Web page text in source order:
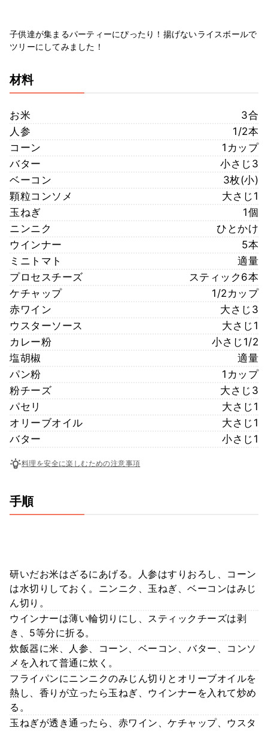
子供達が集まるパーティーにぴったり！揚げないライスボールで
ツリーにしてみました！
材料
お米
3合
人参
1/2本
コーン
1カップ
バター
小さじ3
ベーコン
3枚(小)
顆粒コンソメ
大さじ1
玉ねぎ
1個
ニンニク
ひとかけ
ウインナー
5本
ミニトマト
適量
プロセスチーズ
スティック6本
ケチャップ
1/2カップ
赤ワイン
大さじ3
ウスターソース
大さじ1
カレー粉
小さじ1/2
塩胡椒
適量
パン粉
1カップ
粉チーズ
大さじ3
パセリ
大さじ1
オリーブオイル
大さじ1
バター
小さじ1
料理を安全に楽しむための注意事項
手順
研いだお米はざるにあげる。人参はすりおろし、コーン
は水切りしておく。ニンニク、玉ねぎ、ベーコンはみじ
ん切り。
ウインナーは薄い輪切りにし、スティックチーズは剥
き、5等分に折る。
炊飯器に米、人参、コーン、ベーコン、バター、コンソ
メを入れて普通に炊く。
フライパンにニンニクのみじん切りとオリーブオイルを
熱し、香りが立ったら玉ねぎ、ウインナーを入れて炒め
る。
玉ねぎが透き通ったら、赤ワイン、ケチャップ、ウスタ